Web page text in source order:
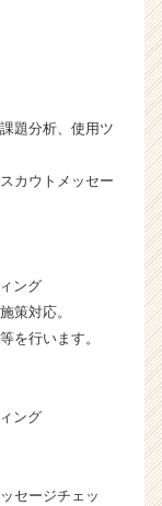
題分析、使用ツ
カウトメッセー
ング
策対応。
を行います。
ング
セージチェッ